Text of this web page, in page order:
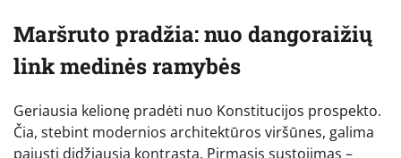
Maršruto pradžia: nuo dangoraižių
link medinės ramybės
Geriausia kelionę pradėti nuo Konstitucijos prospekto.
Čia, stebint modernios architektūros viršūnes, galima
pajusti didžiausią kontrastą. Pirmasis sustojimas –